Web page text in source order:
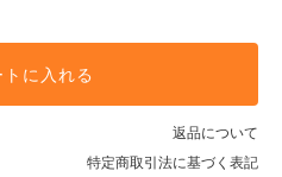
トに入れる
返品について
特定商取引法に基づく表記